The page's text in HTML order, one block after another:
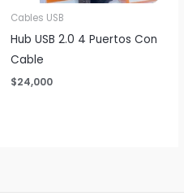
Cables USB
Hub USB 2.0 4 Puertos Con
Cable
$24,000